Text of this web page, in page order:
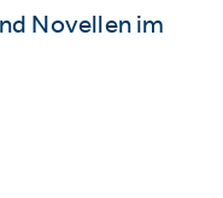
Novellen im